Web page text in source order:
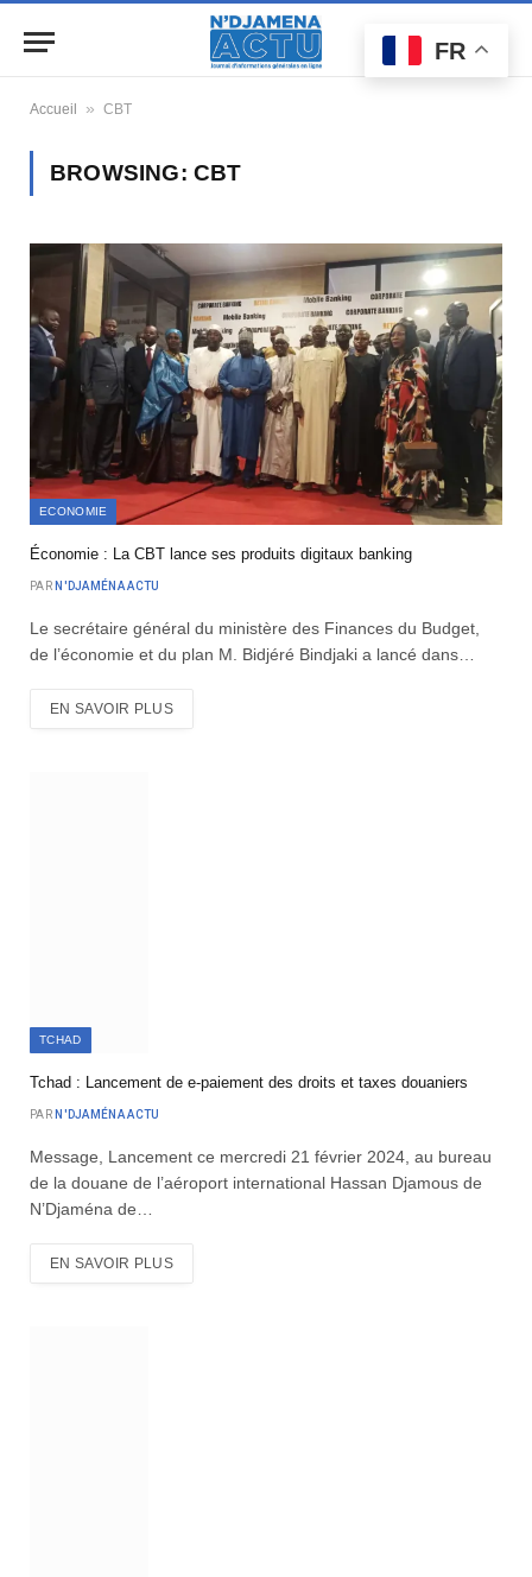
Accueil » CBT
BROWSING: CBT
ECONOMIE
Économie : La CBT lance ses produits digitaux banking
PAR N'DJAMÉNA ACTU
Le secrétaire général du ministère des Finances du Budget,
de l’économie et du plan M. Bidjéré Bindjaki a lancé dans…
EN SAVOIR PLUS
TCHAD
Tchad : Lancement de e-paiement des droits et taxes douaniers
PAR N'DJAMÉNA ACTU
Message, Lancement ce mercredi 21 février 2024, au bureau
de la douane de l’aéroport international Hassan Djamous de
N’Djaména de…
EN SAVOIR PLUS
FR